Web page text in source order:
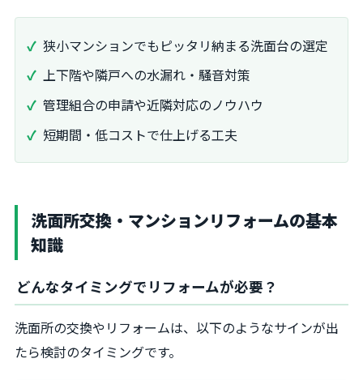
狭小マンションでもピッタリ納まる洗面台の選定
上下階や隣戸への水漏れ・騒音対策
管理組合の申請や近隣対応のノウハウ
短期間・低コストで仕上げる工夫
洗面所交換・マンションリフォームの基本
知識
どんなタイミングでリフォームが必要？
洗面所の交換やリフォームは、以下のようなサインが出
たら検討のタイミングです。